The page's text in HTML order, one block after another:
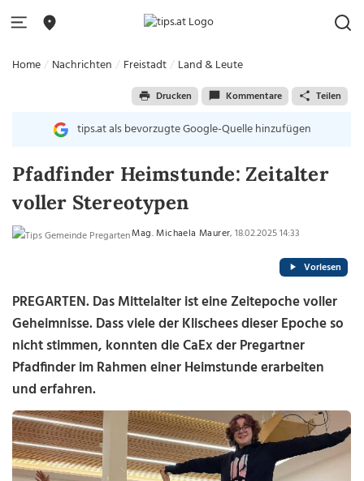
Home Nachrichten Freistadt Land & Leute
Drucken Kommentare Teilen
tips.at als bevorzugte Google-Quelle hinzufügen
Pfadfinder Heimstunde: Zeitalter
voller Stereotypen
Mag. Michaela Maurer, 18.02.2025 14:33
Vorlesen
PREGARTEN.Das Mittelalter ist eine Zeitepoche voller
Geheimnisse. Dass viele der Klischees dieser Epoche so
nicht stimmen, konnten die CaEx der Pregartner
Pfadfinder im Rahmen einer Heimstunde erarbeiten
und erfahren.